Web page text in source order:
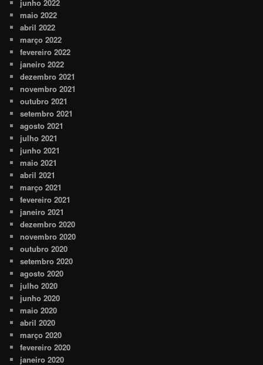
junho 2022
maio 2022
abril 2022
março 2022
fevereiro 2022
janeiro 2022
dezembro 2021
novembro 2021
outubro 2021
setembro 2021
agosto 2021
julho 2021
junho 2021
maio 2021
abril 2021
março 2021
fevereiro 2021
janeiro 2021
dezembro 2020
novembro 2020
outubro 2020
setembro 2020
agosto 2020
julho 2020
junho 2020
maio 2020
abril 2020
março 2020
fevereiro 2020
janeiro 2020